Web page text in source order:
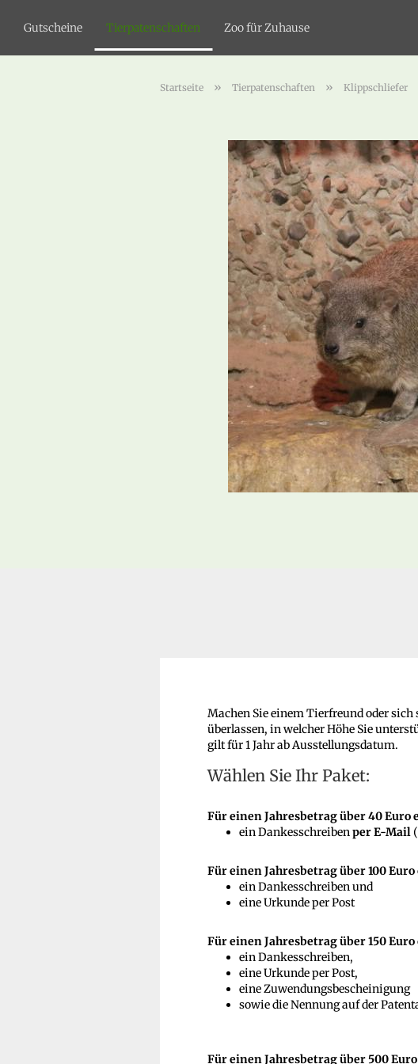
Gutscheine Tierpatenschaften Zoo für Zuhause
Startseite » Tierpatenschaften » Klippschliefer
Machen Sie einem Tierfreund oder
überlassen, in welcher Höhe Sie
gilt für 1 Jahr ab Ausstellungsdatum.
Wählen Sie Ihr Paket:
Für einen Jahresbetrag über 40 Euro
ein Dankesschreibenper E-Mail
Für einen Jahresbetrag über 100 Euro
ein Dankesschreiben und
eine Urkunde per Post
Für einen Jahresbetrag über 150
ein Dankesschreiben,
eine Urkunde per Post,
eine Zuwendungsbescheinigung
sowie die Nennung auf der
Für einen Jahresbetrag über 500 Euro